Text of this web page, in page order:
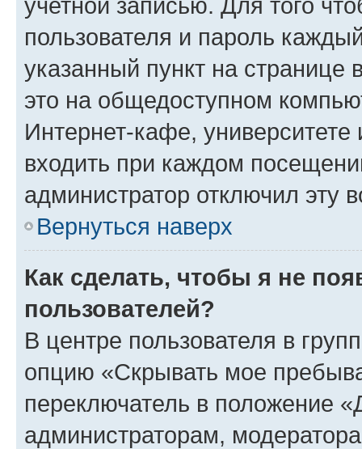
пользователя и пароль
указанный пункт на
это на общедоступном
Интернет-кафе, университете
входить при каждом
администратор отключил эту
Вернуться наверх
Как сделать, чтобы я не
пользователей?
В центре пользователя в
опцию «Скрывать мое
переключатель в положение
администраторам,